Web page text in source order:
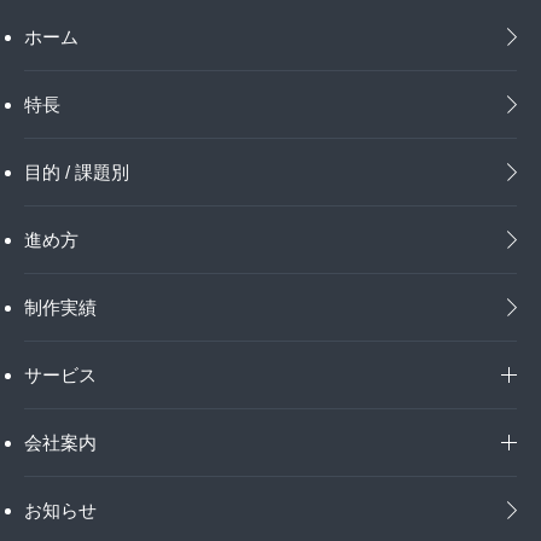
ホーム
特長
目的 / 課題別
進め方
制作実績
サービス
会社案内
お知らせ